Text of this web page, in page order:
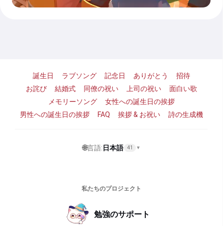
誕生日 ラブソング 記念日 ありがとう
招待
お詫び
結婚式 同僚の祝い 上司の祝い
面白い歌
メモリーソング
女性への誕生日の挨拶
男性への誕生日の挨拶
FAQ 挨拶 & お祝い 詩の生成機
🌐言語: 日本語 41 ▾
私たちのプロジェクト
勉強のサポート